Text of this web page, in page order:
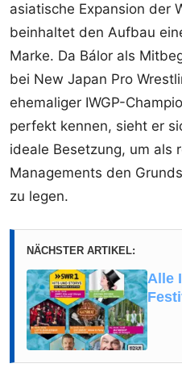
asiatische Expansion der
beinhaltet den Aufbau
Marke. Da Bálor als
bei New Japan Pro
ehemaliger IWGP-
perfekt kennen, sieht er
ideale Besetzung, um als
Managements den
zu legen.
NÄCHSTER ARTIKEL:
Alle